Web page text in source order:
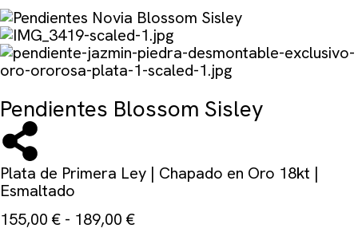
Pendientes Blossom Sisley
Plata de Primera Ley | Chapado en Oro 18kt |
Esmaltado
155,00 € - 189,00 €